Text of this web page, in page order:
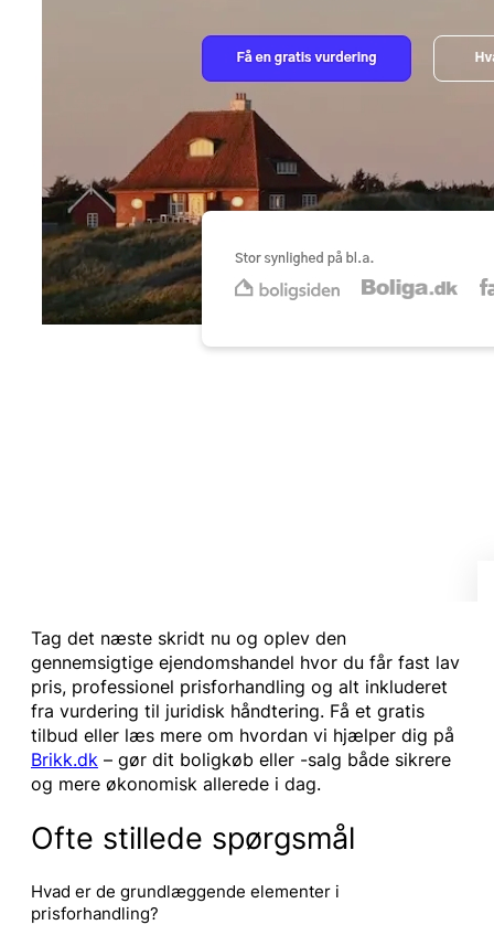
Tag det næste skridt nu og oplev den
gennemsigtige ejendomshandel hvor du får fast lav
pris, professionel prisforhandling og alt inkluderet
fra vurdering til juridisk håndtering. Få et gratis
tilbud eller læs mere om hvordan vi hjælper dig på
Brikk.dk – gør dit boligkøb eller -salg både sikrere
og mere økonomisk allerede i dag.
Ofte stillede spørgsmål
Hvad er de grundlæggende elementer i
prisforhandling?